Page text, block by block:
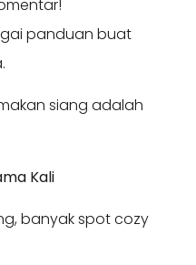
panduan buat
siang adalah
Kali
banyak spot cozy